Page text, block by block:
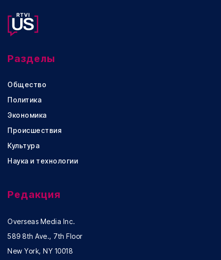
Разделы
Общество
Политика
Экономика
Происшествия
Культура
Наука и технологии
Редакция
Overseas Media Inc.
589 8th Ave., 7th Floor
New York, NY 10018